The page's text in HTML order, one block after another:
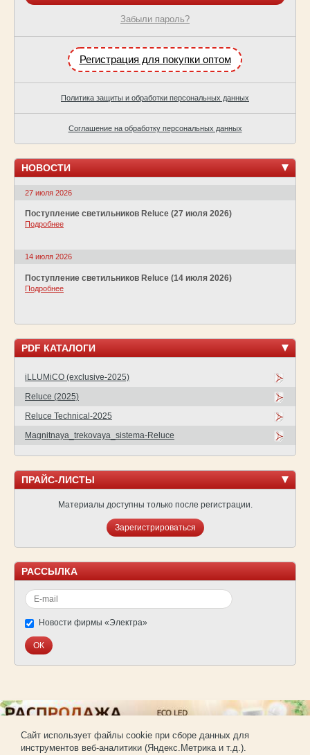
Забыли пароль?
Регистрация для покупки оптом
Политика защиты и обработки персональных данных
Соглашение на обработку персональных данных
НОВОСТИ
27 июля 2026
Поступление светильников Reluce (27 июля 2026)
Подробнее
14 июля 2026
Поступление светильников Reluce (14 июля 2026)
Подробнее
PDF КАТАЛОГИ
iLLUMiCO (exclusive-2025)
Reluce (2025)
Reluce Technical-2025
Magnitnaya_trekovaya_sistema-Reluce
ПРАЙС-ЛИСТЫ
Материалы доступны только после регистрации.
Зарегистрироваться
РАССЫЛКА
Новости фирмы «Электра»
Cайт использует файлы cookie при сборе данных для
инструментов веб-аналитики (Яндекс.Метрика и т.д.).